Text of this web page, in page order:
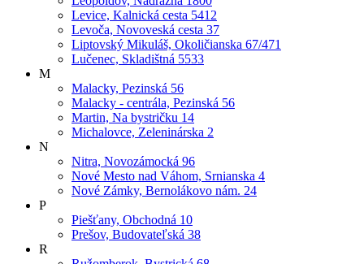
Levice, Kalnická cesta 5412
Levoča, Novoveská cesta 37
Liptovský Mikuláš, Okoličianska 67/471
Lučenec, Skladištná 5533
M
Malacky, Pezinská 56
Malacky - centrála, Pezinská 56
Martin, Na bystričku 14
Michalovce, Zeleninárska 2
N
Nitra, Novozámocká 96
Nové Mesto nad Váhom, Srnianska 4
Nové Zámky, Bernolákovo nám. 24
P
Piešťany, Obchodná 10
Prešov, Budovateľská 38
R